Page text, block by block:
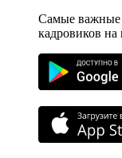
Самые важные
кадровиков